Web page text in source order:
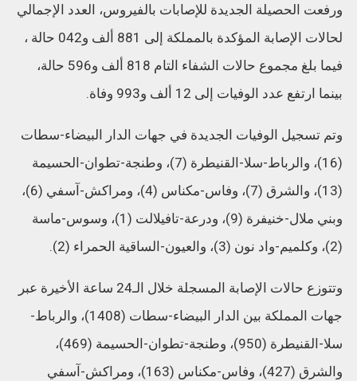
ورفعت الحصيلة الجديدة للإصابات بالفيروس، العدد الإجمالي
لحالات الإصابة المؤكدة بالمملكة إلى 881 ألف و042 حالة ،
فيما بلغ مجموع حالات الشفاء التام 818 ألف و596 حالة،
بينما ارتفع عدد الوفيات إلى 12 ألف و993 وفاة.
وتم تسجيل الوفيات الجديدة في جهات الدار البيضاء-سطات
(16)، والرباط-سلا-القنيطرة (7)، وطنجة-تطوان-الحسيمة
(13)، والشرق (7)، وفاس-مكناس (4)، ومراكش-آسفي (6)،
وبني ملال-خنيفرة (9)، ودرعة-تافيلالت (1)، وسوس-ماسة
(2)، وكلميم-واد نون (3)، والعيون-الساقية الحمراء (2).
وتتوزع حالات الإصابة المسجلة خلال الـ24 ساعة الأخيرة عبر
جهات المملكة بين الدار البيضاء-سطات (1408)، والرباط-
سلا-القنيطرة (950)، وطنجة-تطوان-الحسيمة (469)،
والشرق (427)، وفاس-مكناس (163)، ومراكش-آسفي